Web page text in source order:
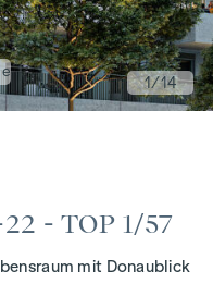
1/14
- TOP 1/57
mit Donaublick